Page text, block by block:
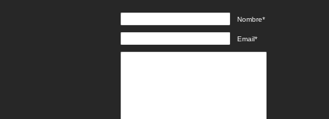
Nombre*
Email*